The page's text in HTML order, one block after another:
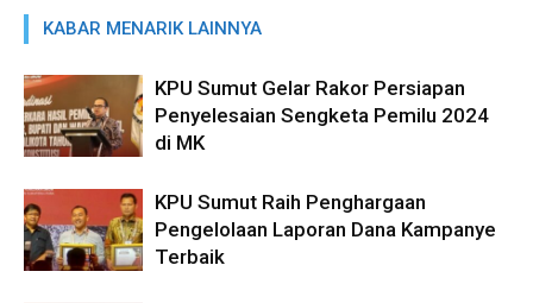
KABAR MENARIK LAINNYA
KPU Sumut Gelar Rakor Persiapan
Penyelesaian Sengketa Pemilu 2024
di MK
KPU Sumut Raih Penghargaan
Pengelolaan Laporan Dana Kampanye
Terbaik